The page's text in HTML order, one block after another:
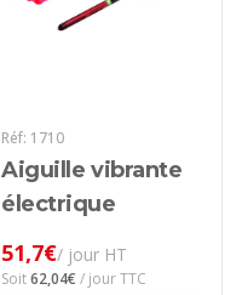
Réf: 1710
Aiguille vibrante
électrique
51,7€/ jour HT
Soit62,04€ / jour TTC